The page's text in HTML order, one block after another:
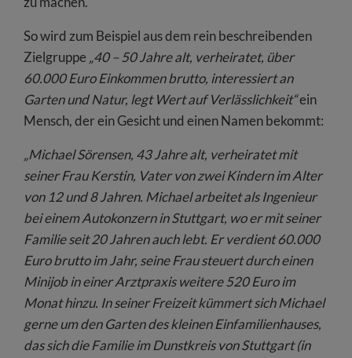
So wird zum Beispiel aus dem rein beschreibenden
Zielgruppe „40 – 50 Jahre alt, verheiratet, über
60.000 Euro Einkommen brutto, interessiert an
Garten und Natur, legt Wert auf Verlässlichkeit“ein
Mensch, der ein Gesicht und einen Namen bekommt:
„Michael Sörensen, 43 Jahre alt, verheiratet mit
seiner Frau Kerstin, Vater von zwei Kindern im Alter
von 12 und 8 Jahren. Michael arbeitet als Ingenieur
bei einem Autokonzern in Stuttgart, wo er mit seiner
Familie seit 20 Jahren auch lebt. Er verdient 60.000
Euro brutto im Jahr, seine Frau steuert durch einen
Minijob in einer Arztpraxis weitere 520 Euro im
Monat hinzu. In seiner Freizeit kümmert sich Michael
gerne um den Garten des kleinen Einfamilienhauses,
das sich die Familie im Dunstkreis von Stuttgart (in